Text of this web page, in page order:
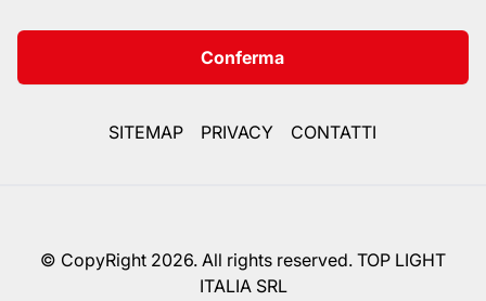
Conferma
SITEMAP PRIVACY CONTATTI
© CopyRight 2026. All rights reserved. TOP LIGHT
ITALIA SRL